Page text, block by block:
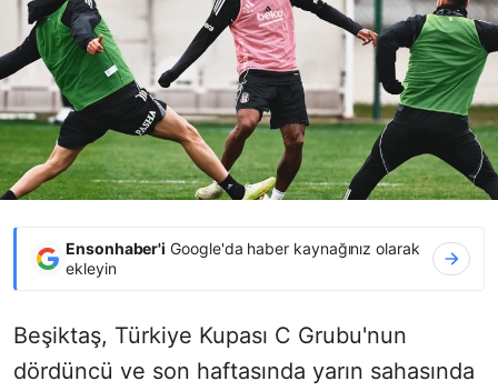
Ensonhaber'i Google'da haber kaynağınız olarak
ekleyin
Beşiktaş, Türkiye Kupası C Grubu'nun
dördüncü ve son haftasında yarın sahasında